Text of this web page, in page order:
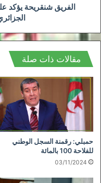
والموريتانيالفريق شنقريحة يؤكد
مقالات ذات صلة
حمبلي: رقمنة السجل الوطني
للفلاحة 100 بالمائة
03/11/2024